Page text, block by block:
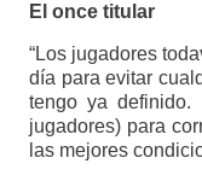
El once titular
“Los jugadores
día para evitar
tengo ya
jugadores) para
las mejores